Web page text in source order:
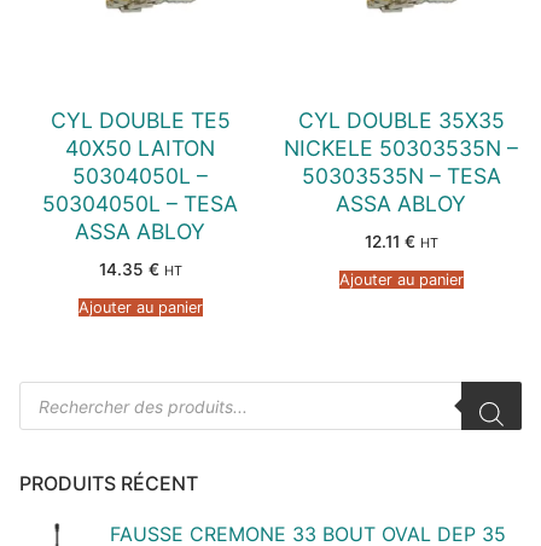
CYL DOUBLE TE5
40X50 LAITON
50304050L –
50304050L – TESA
ASSA ABLOY
14.35 € HT
Ajouter au panier
CYL DOUBLE 35X35
NICKELE 50303535N –
50303535N – TESA
ASSA ABLOY
12.11 € HT
Ajouter au panier
Recherche
de
produits
PRODUITS RÉCENT
FAUSSE CREMONE 33 BOUT OVAL DEP 35